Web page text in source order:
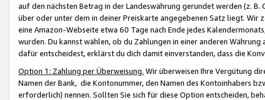
auf den nächsten Betrag in der Landeswährung gerundet werden (z.
über oder unter dem in deiner Preiskarte angegebenen Satz liegt.
eine Amazon-Webseite etwa 60 Tage nach Ende jedes
wurden. Du kannst wählen, ob du Zahlungen in einer anderen
dafür entscheidest, erklärst du dich damit einverstanden, dass die
Option 1: Zahlung per Überweisung. Wir überweisen Ihre Vergütung
Namen der Bank, die Kontonummer, den Namen des Kontoinhabers
erforderlich) nennen. Sollten Sie sich für diese Option entscheiden,